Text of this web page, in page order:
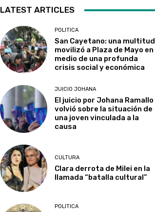
LATEST ARTICLES
POLITICA
San Cayetano: una multitud
movilizó a Plaza de Mayo en
medio de una profunda
crisis social y económica
JUICIO JOHANA
El juicio por Johana Ramallo
volvió sobre la situación de
una joven vinculada a la
causa
CULTURA
Clara derrota de Milei en la
llamada “batalla cultural”
POLITICA